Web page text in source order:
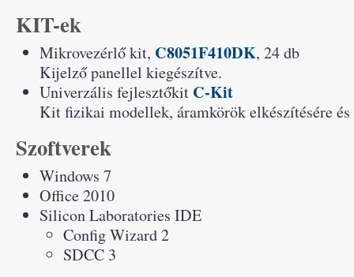
KIT-ek
Mikrovezérlő kit, C8051F410DK, 24 db
Kijelző panellel kiegészítve.
Univerzális fejlesztőkit C-Kit
Kit fizikai modellek, áramkörök elkészítésére és
Szoftverek
Windows 7
Office 2010
Silicon Laboratories IDE
Config Wizard 2
SDCC 3